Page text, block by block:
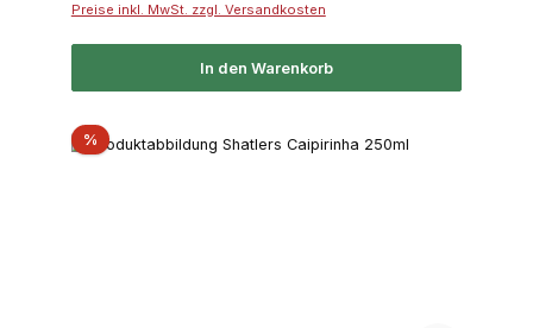
Preise inkl. MwSt. zzgl. Versandkosten
In den Warenkorb
%Rabatt